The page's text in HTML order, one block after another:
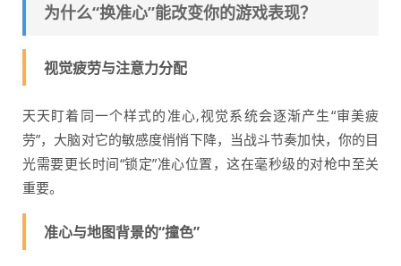
为什么“换准心”能改变你的游戏表现？
视觉疲劳与注意力分配
天天盯着同一个样式的准心,视觉系统会逐渐产生“审美疲
劳”，大脑对它的敏感度悄悄下降，当战斗节奏加快，你的目
光需要更长时间“锁定”准心位置，这在毫秒级的对枪中至关
重要。
准心与地图背景的“撞色”